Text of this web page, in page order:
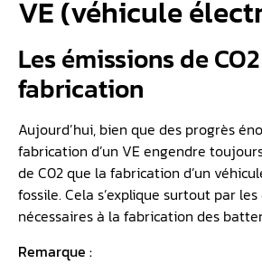
VE (véhicule
Les émissions de
fabrication
Aujourd’hui, bien que des progrès
fabrication d’un VE engendre
de C02 que la fabrication d’un
fossile. Cela s’explique surtout par
nécessaires à la fabrication des
Remarque :